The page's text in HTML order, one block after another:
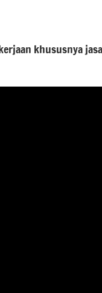
khususnya